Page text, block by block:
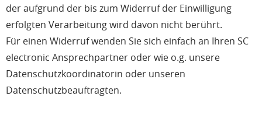
der aufgrund der bis zum Widerruf der Einwilligung
erfolgten Verarbeitung wird davon nicht berührt.
Für einen Widerruf wenden Sie sich einfach an Ihren SC
electronic Ansprechpartner oder wie o.g. unsere
Datenschutzkoordinatorin oder unseren
Datenschutzbeauftragten.